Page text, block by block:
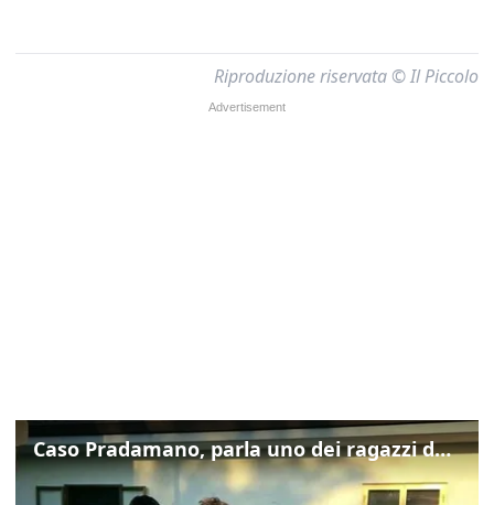
Riproduzione riservata © Il Piccolo
Caso Pradamano, parla uno dei ragazzi denunciati per la limonata: "Volevo anche aiutare i miei"